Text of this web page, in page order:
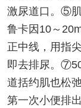
激尿道口。⑤
鲁卡因10～
正中线，用指
即去排尿。
道括约肌也松
第一次小便排